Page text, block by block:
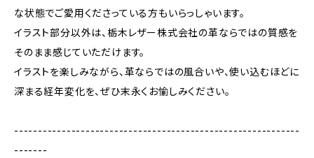
な状態でご愛用くださっている方もいらっしゃいます。
イラスト部分以外は、栃木レザー株式会社の革ならではの質感を
そのまま感じていただけます。
イラストを楽しみながら、革ならではの風合いや、使い込むほどに
深まる経年変化を、ぜひ末永くお愉しみください。
------------------------------------------------------------
-------